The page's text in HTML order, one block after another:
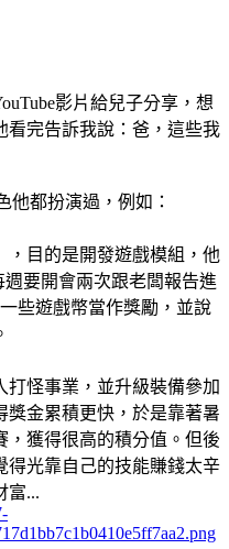
影片給兒子分享，想
看完告訴我說：爸，這些我
他都扮演過，例如：
，目的是開發遊戲模組，他
要開會兩次跟老闆報告進
些遊戲幣當作獎勵，並說
怪事業，並升級裝備參加
獎金累積更快，於是靠著暑
，獲得很高的積分值。但後
得光靠自己的技能賺錢太辛
富...